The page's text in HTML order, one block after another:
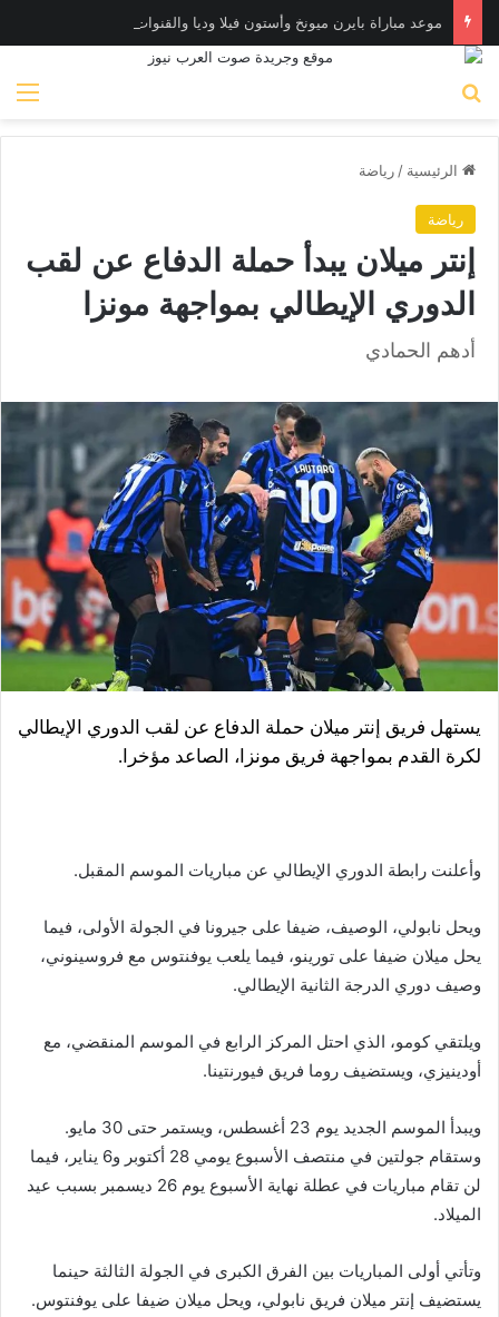
موعد مباراة بايرن ميونخ وأستون فيلا وديا والقنوات الناقلة
الرئيسية / رياضة
رياضة
إنتر ميلان يبدأ حملة الدفاع عن لقب
الدوري الإيطالي بمواجهة مونزا
أدهم الحمادي
يستهل فريق إنتر ميلان حملة الدفاع عن لقب الدوري الإيطالي
لكرة القدم بمواجهة فريق مونزا، الصاعد مؤخرا.
وأعلنت رابطة الدوري الإيطالي عن مباريات الموسم المقبل.
ويحل نابولي، الوصيف، ضيفا على جيرونا في الجولة الأولى، فيما
يحل ميلان ضيفا على تورينو، فيما يلعب يوفنتوس مع فروسينوني،
وصيف دوري الدرجة الثانية الإيطالي.
ويلتقي كومو، الذي احتل المركز الرابع في الموسم المنقضي، مع
أودينيزي، ويستضيف روما فريق فيورنتينا.
ويبدأ الموسم الجديد يوم 23 أغسطس، ويستمر حتى 30 مايو.
وستقام جولتين في منتصف الأسبوع يومي 28 أكتوبر و6 يناير، فيما
لن تقام مباريات في عطلة نهاية الأسبوع يوم 26 ديسمبر بسبب عيد
الميلاد.
وتأتي أولى المباريات بين الفرق الكبرى في الجولة الثالثة حينما
يستضيف إنتر ميلان فريق نابولي، ويحل ميلان ضيفا على يوفنتوس.